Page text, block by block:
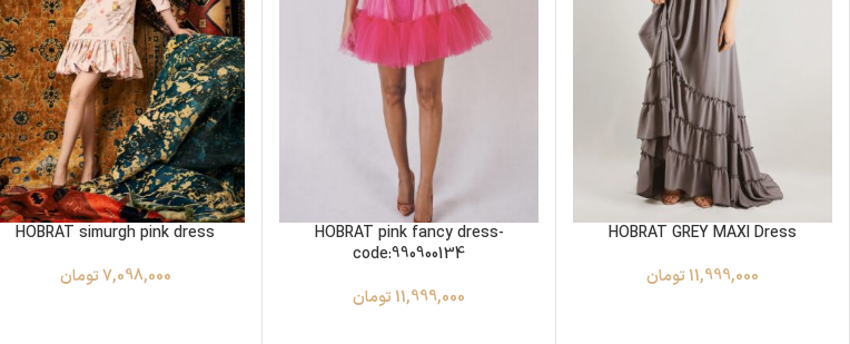
HOBRAT GREY MAXI Dress
11,999,000 تومان
HOBRAT pink fancy dress-
code:990900134
11,999,000 تومان
HOBRAT simurgh pink dress
7,098,000تومان